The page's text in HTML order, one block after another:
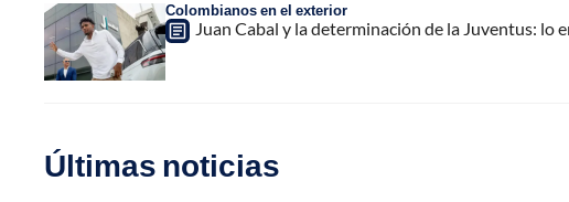
Colombianos en el exterior
Juan Cabal y la determinación de la Juventus: lo
Últimas noticias